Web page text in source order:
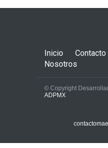
Inicio
Contacto
Nosotros
© Copyright
ADPMX